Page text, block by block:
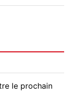
le prochain